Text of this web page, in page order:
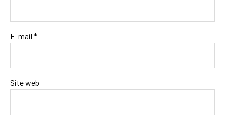
E-mail *
Site web